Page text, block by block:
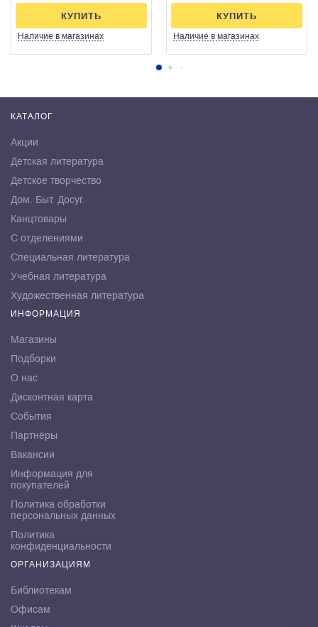
Наличие в магазинах
КУПИТЬ
Наличие в магазинах
КУПИТЬ
КАТАЛОГ
Акции
Детская литература
Детское творчество
Дом. Быт. Досуг.
Канцтовары
С отделениями
Специальная литература
Учебная литература
Художественная литература
ИНФОРМАЦИЯ
Магазины
Подборки
О нас
Дисконтная карта
События
Партнёры
Вакансии
Информация для
покупателей
Политика обработки
персональных данных
Политика
конфиденциальности
ОРГАНИЗАЦИЯМ
Библиотекам
Офисам